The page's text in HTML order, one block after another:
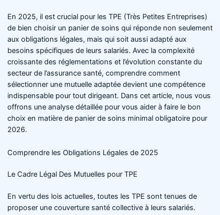
En 2025, il est crucial pour les TPE (Très Petites Entreprises)
de bien choisir un panier de soins qui réponde non seulement
aux obligations légales, mais qui soit aussi adapté aux
besoins spécifiques de leurs salariés. Avec la complexité
croissante des réglementations et l’évolution constante du
secteur de l’assurance santé, comprendre comment
sélectionner une mutuelle adaptée devient une compétence
indispensable pour tout dirigeant. Dans cet article, nous vous
offrons une analyse détaillée pour vous aider à faire le bon
choix en matière de panier de soins minimal obligatoire pour
2026.
Comprendre les Obligations Légales de 2025
Le Cadre Légal Des Mutuelles pour TPE
En vertu des lois actuelles, toutes les TPE sont tenues de
proposer une couverture santé collective à leurs salariés.